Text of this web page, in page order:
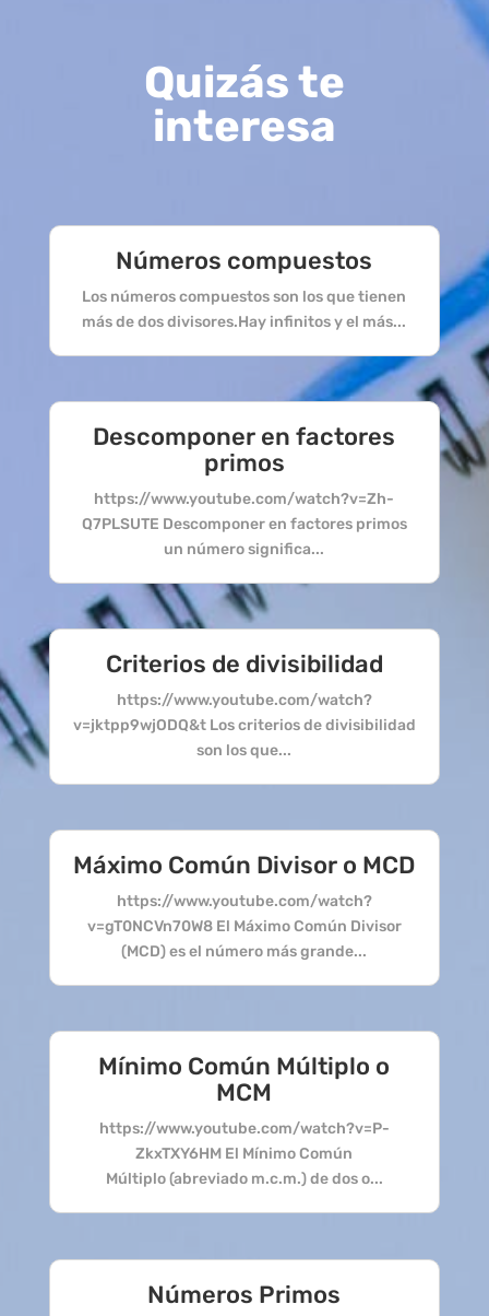
Quizás te
interesa
Números compuestos
Los números compuestos son los que tienen
más de dos divisores.Hay infinitos y el más...
Descomponer en factores
primos
https://www.youtube.com/watch?v=Zh-
Q7PLSUTE Descomponer en factores primos
un número significa...
Criterios de divisibilidad
https://www.youtube.com/watch?
v=jktpp9wjODQ&t Los criterios de divisibilidad
son los que...
Máximo Común Divisor o MCD
https://www.youtube.com/watch?
v=gT0NCVn70W8 El Máximo Común Divisor
(MCD) es el número más grande...
Mínimo Común Múltiplo o
MCM
https://www.youtube.com/watch?v=P-
ZkxTXY6HM El Mínimo Común
Múltiplo (abreviado m.c.m.) de dos o...
Números Primos